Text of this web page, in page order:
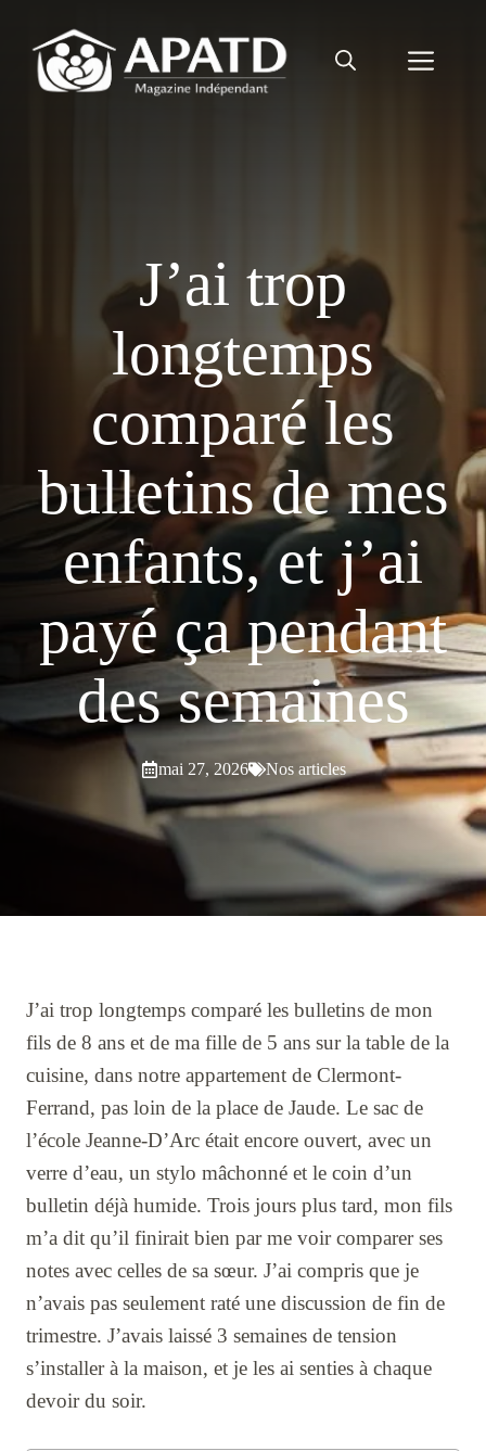
contenu
J’ai trop
longtemps
comparé les
bulletins de mes
enfants, et j’ai
payé ça pendant
des semaines
mai 27, 2026 Nos articles
J’ai trop longtemps comparé les bulletins de mon
fils de 8 ans et de ma fille de 5 ans sur la table de la
cuisine, dans notre appartement de Clermont-
Ferrand, pas loin de la place de Jaude. Le sac de
l’école Jeanne-D’Arc était encore ouvert, avec un
verre d’eau, un stylo mâchonné et le coin d’un
bulletin déjà humide. Trois jours plus tard, mon fils
m’a dit qu’il finirait bien par me voir comparer ses
notes avec celles de sa sœur. J’ai compris que je
n’avais pas seulement raté une discussion de fin de
trimestre. J’avais laissé 3 semaines de tension
s’installer à la maison, et je les ai senties à chaque
devoir du soir.